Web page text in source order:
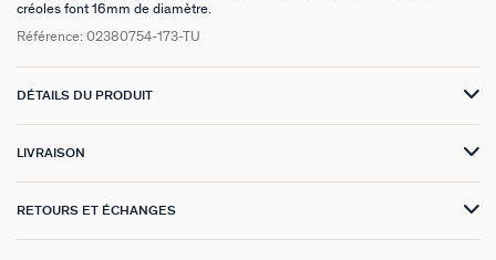
VICTOIRE
créoles font 16mm de diamètre.
Référence: 02380754-173-TU
DÉTAILS DU PRODUIT
LIVRAISON
RETOURS ET ÉCHANGES